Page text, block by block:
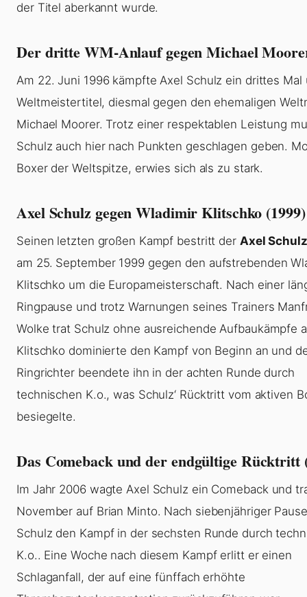
der Titel aberkannt wurde.
Der dritte WM-Anlauf gegen Michael
Am 22. Juni 1996 kämpfte Axel Schulz ein drittes Mal
Weltmeistertitel, diesmal gegen den ehemaligen
Michael Moorer. Trotz einer respektablen Leistung
Schulz auch hier nach Punkten geschlagen geben.
Boxer der Weltspitze, erwies sich als zu stark.
Axel Schulz gegen Wladimir Klitschko (1999)
Seinen letzten großen Kampf bestritt der Axel
am 25. September 1999 gegen den aufstrebenden
Klitschko um die Europameisterschaft. Nach einer
Ringpause und trotz Warnungen seines Trainers
Wolke trat Schulz ohne ausreichende Aufbaukämpfe
Klitschko dominierte den Kampf von Beginn an und
Ringrichter beendete ihn in der achten Runde durch
technischen K.o., was Schulz‘ Rücktritt vom aktiven
besiegelte.
Das Comeback und der endgültige Rücktritt
Im Jahr 2006 wagte Axel Schulz ein Comeback und
November auf Brian Minto. Nach siebenjähriger
Schulz den Kampf in der sechsten Runde durch
K.o.. Eine Woche nach diesem Kampf erlitt er einen
Schlaganfall, der auf eine fünffach erhöhte